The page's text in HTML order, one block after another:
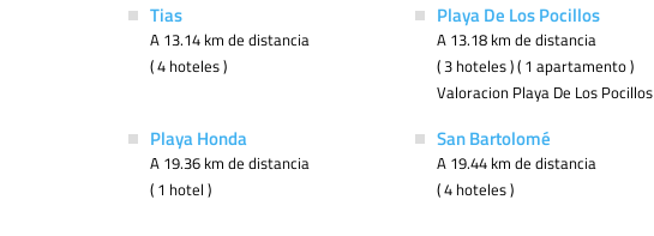
Tias
A 13.14 km de distancia
( 4 hoteles )
Playa De Los Pocillos
A 13.18 km de distancia
( 3 hoteles ) ( 1 apartamento )
Valoracion Playa De Los Pocillos
Playa Honda
A 19.36 km de distancia
( 1 hotel )
San Bartolomé
A 19.44 km de distancia
( 4 hoteles )